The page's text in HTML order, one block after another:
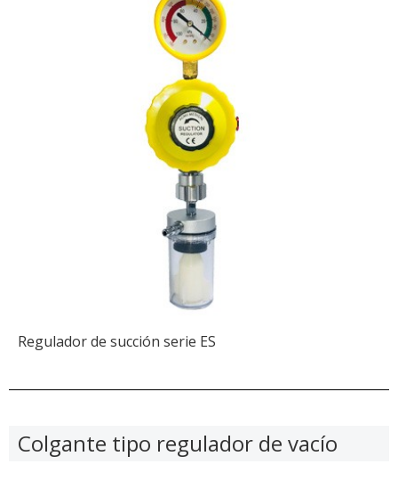
Regulador de succión serie ES
Colgante tipo regulador de vacío